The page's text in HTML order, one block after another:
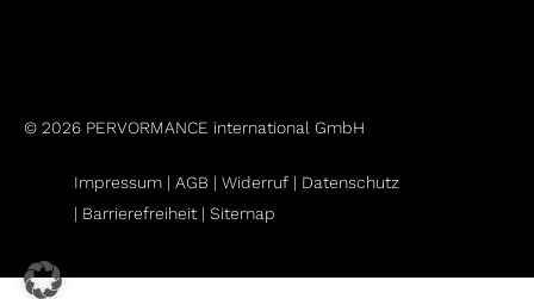
© 2026 PERVORMANCE international GmbH
Impressum | AGB | Widerruf | Datenschutz
| Barrierefreiheit | Sitemap